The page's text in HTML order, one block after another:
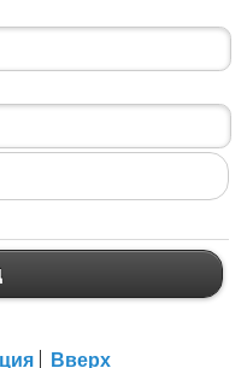
Вверх